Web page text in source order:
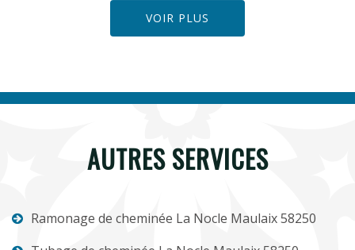
VOIR PLUS
AUTRES SERVICES
Ramonage de cheminée La Nocle Maulaix 58250